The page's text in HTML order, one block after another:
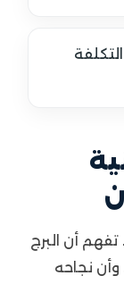
أن البرج
نجاحه